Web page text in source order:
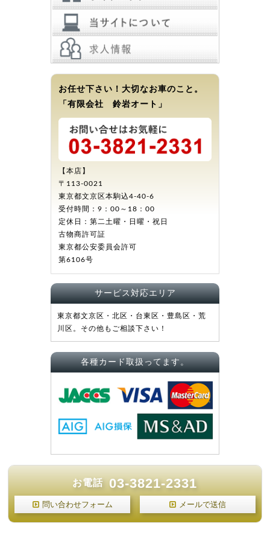
お任せ下さい！大切なお車のこと。
「有限会社 鈴岩オート」
【本店】
〒113-0021
東京都文京区本駒込4-40-6
受付時間：9：00～18：00
定休日：第二土曜・日曜・祝日
古物商許可証
東京都公安委員会許可
第6106号
サービス対応エリア
東京都文京区・北区・台東区・豊島区・荒
川区。その他もご相談下さい！
各種カード取扱ってます。
お電話 03-3821-2331
問い合わせフォーム メールで送信